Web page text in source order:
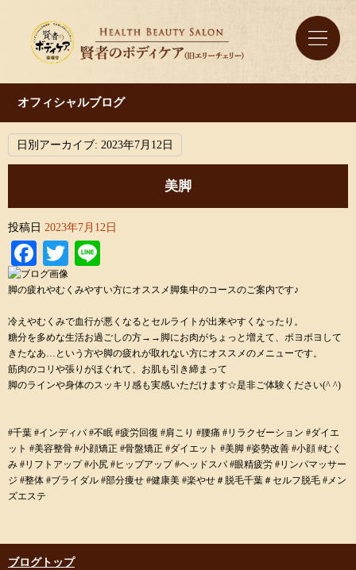
オフィシャルブログ
日別アーカイブ: 2023年7月12日
美脚
投稿日 2023年7月12日
Facebook
Twitter
脚の疲れやむくみやすい方にオススメ脚集中のコースのご案内です♪
冷えやむくみで血行が悪くなるとセルライトが出来やすくなったり。
糖分を多めな生活お過ごしの方→→脚にお肉がちょっと増えて、ポヨポヨして
きたなあ…という方や脚の疲れが取れない方にオススメのメニューです。
筋肉のコリや張りがほぐれて、お肌も引き締まって
脚のラインや身体のスッキリ感も実感いただけます☆是非ご体験ください(^ ^)
#千葉 #インディバ #不眠 #疲労回復 #肩こり #腰痛 #リラクゼーション #ダイエ
ット #美容整骨 #小顔矯正 #骨盤矯正 #ダイエット #美脚 #姿勢改善 #小顔 #むく
み #リフトアップ #小尻 #ヒップアップ #ヘッドスパ #眼精疲労 #リンパマッサー
ジ #整体 #ブライダル #部分痩せ #健康美 #楽やせ＃脱毛千葉＃セルフ脱毛 #メン
ズエステ
ブログトップ